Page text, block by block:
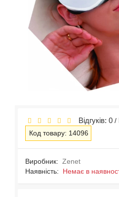
Відгуків: 0 /
Код товару: 14096
Виробник: Zenet
Наявність: Немає в